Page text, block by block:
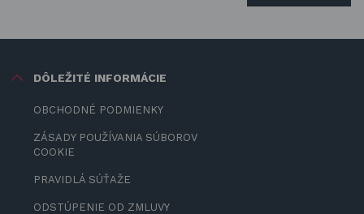
DÔLEŽITÉ INFORMÁCIE
OBCHODNÉ PODMIENKY
ZÁSADY POUŽÍVANIA SÚBOROV
COOKIE
PRAVIDLÁ SÚŤAŽE
ODSTÚPENIE OD ZMLUVY